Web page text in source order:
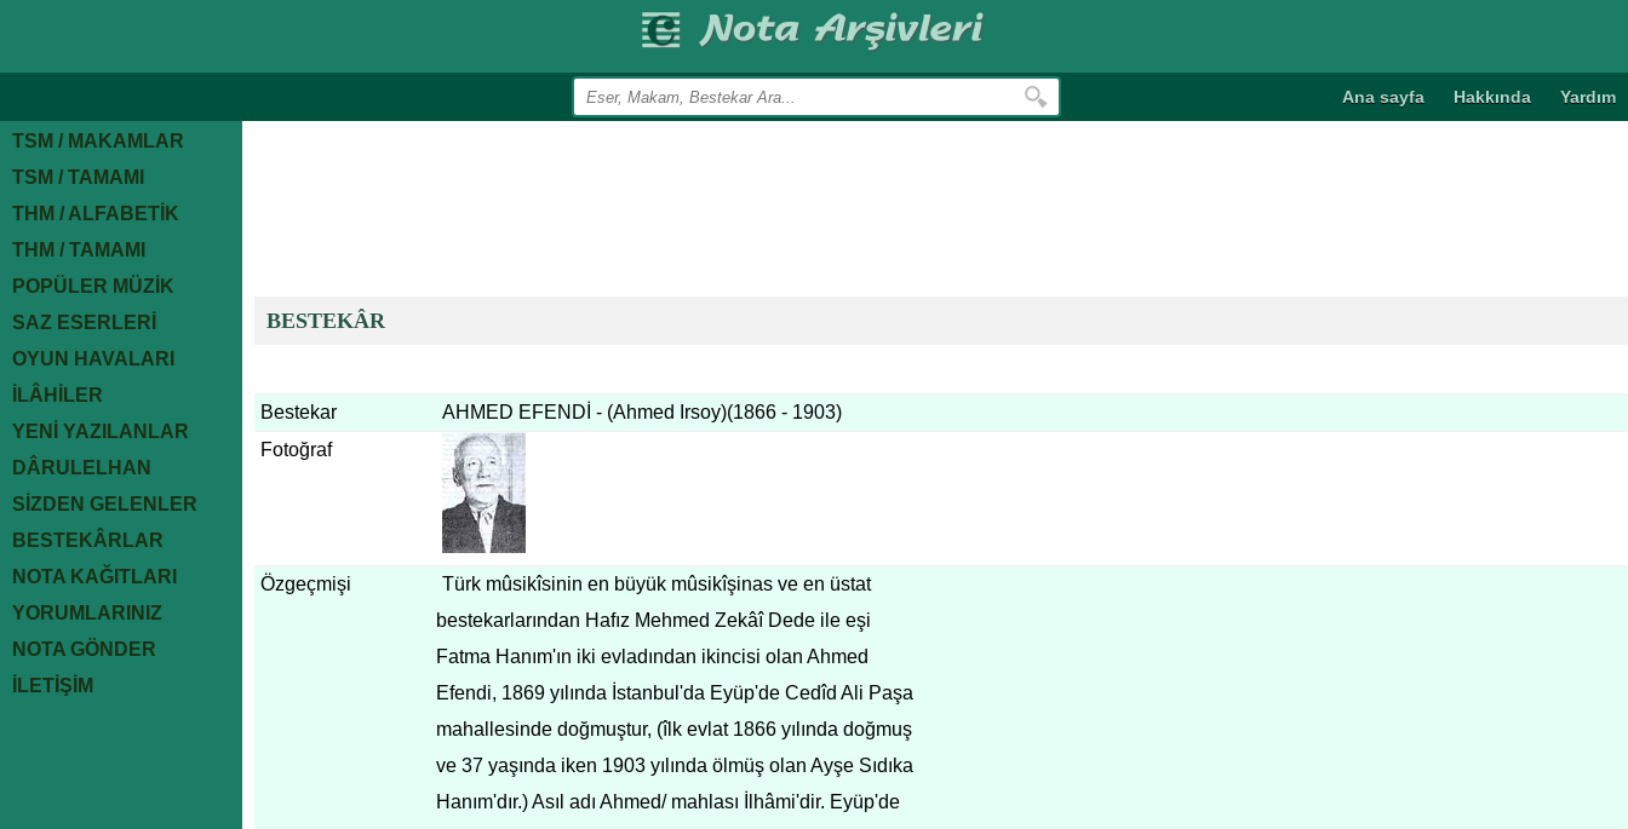
Ana sayfa Hakkında Yardım
TSM / MAKAMLAR
TSM / TAMAMI
THM / ALFABETİK
THM / TAMAMI
POPÜLER MÜZİK
SAZ ESERLERİ
OYUN HAVALARI
İLÂHİLER
YENİ YAZILANLAR
DÂRULELHAN
SİZDEN GELENLER
BESTEKÂRLAR
NOTA KAĞITLARI
YORUMLARINIZ
NOTA GÖNDER
İLETİŞİM
BESTEKÂR
Bestekar
AHMED EFENDİ - (Ahmed Irsoy)(1866 - 1903)
Fotoğraf
Özgeçmişi
Türk mûsikîsinin en büyük mûsikîşinas ve en üstat
bestekarlarından Hafız Mehmed Zekâî Dede ile eşi
Fatma Hanım'ın iki evladından ikincisi olan Ahmed
Efendi, 1869 yılında İstanbul'da Eyüp'de Cedîd Ali Paşa
mahallesinde doğmuştur, (îlk evlat 1866 yılında doğmuş
ve 37 yaşında iken 1903 yılında ölmüş olan Ayşe Sıdıka
Hanım'dır.) Asıl adı Ahmed/ mahlası İlhâmi'dir. Eyüp'de